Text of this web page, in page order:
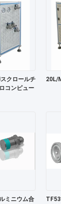
クロールチ
コンピュー
20L/
ミニウム合